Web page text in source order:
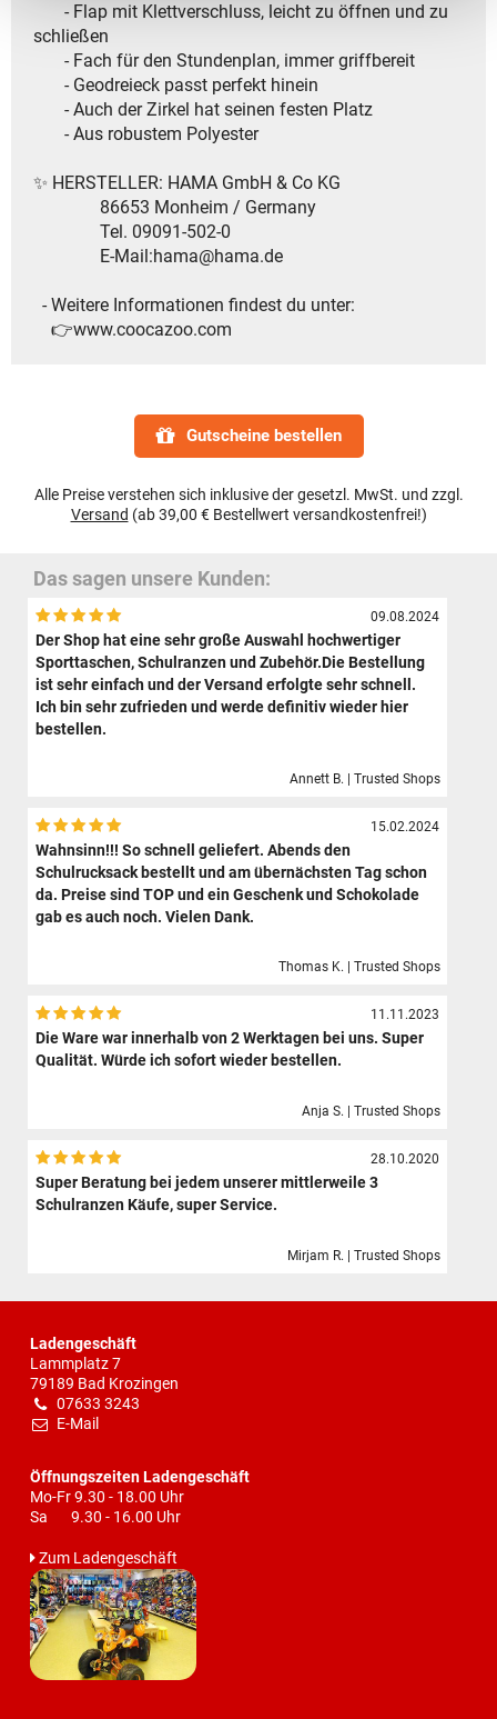
- Flap mit Klettverschluss, leicht zu öffnen und zu
schließen
- Fach für den Stundenplan, immer griffbereit
- Geodreieck passt perfekt hinein
- Auch der Zirkel hat seinen festen Platz
- Aus robustem Polyester
✨ HERSTELLER: HAMA GmbH & Co KG
86653 Monheim / Germany
Tel. 09091-502-0
E-Mail:hama@hama.de
- Weitere Informationen findest du unter:
👉www.coocazoo.com
Gutscheine bestellen
Alle Preise verstehen sich inklusive der gesetzl. MwSt. und zzgl.
Versand (ab 39,00 € Bestellwert versandkostenfrei!)
Das sagen unsere Kunden:
09.08.2024
Der Shop hat eine sehr große Auswahl hochwertiger
Sporttaschen, Schulranzen und Zubehör.Die Bestellung
ist sehr einfach und der Versand erfolgte sehr schnell.
Ich bin sehr zufrieden und werde definitiv wieder hier
bestellen.
Annett B. | Trusted Shops
15.02.2024
Wahnsinn!!! So schnell geliefert. Abends den
Schulrucksack bestellt und am übernächsten Tag schon
da. Preise sind TOP und ein Geschenk und Schokolade
gab es auch noch. Vielen Dank.
Thomas K. | Trusted Shops
11.11.2023
Die Ware war innerhalb von 2 Werktagen bei uns. Super
Qualität. Würde ich sofort wieder bestellen.
Anja S. | Trusted Shops
28.10.2020
Super Beratung bei jedem unserer mittlerweile 3
Schulranzen Käufe, super Service.
Mirjam R. | Trusted Shops
Ladengeschäft
Lammplatz 7
79189 Bad Krozingen
07633 3243
E-Mail
Öffnungszeiten Ladengeschäft
Mo-Fr 9.30 - 18.00 Uhr
Sa 9.30 - 16.00 Uhr
Zum Ladengeschäft